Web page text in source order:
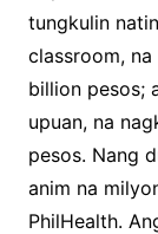
tungkulin
classroom,
billion pesos;
upuan, na
pesos. Nang
anim na
PhilHealth.